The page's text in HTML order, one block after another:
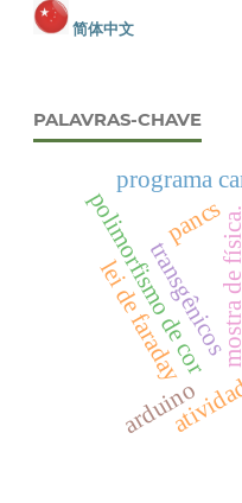
简体中文
PALAVRAS-CHAVE
mostra de física.
programa
polimorfismo de cor
transgênicos
lei de faraday
arduino
pancs